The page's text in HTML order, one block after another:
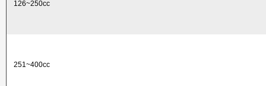
126~250cc
251~400cc